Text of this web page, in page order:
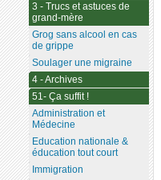
3 - Trucs et astuces de
grand-mère
Grog sans alcool en cas
de grippe
Soulager une migraine
4 - Archives
51- Ça suffit !
Administration et
Médecine
Education nationale &
éducation tout court
Immigration